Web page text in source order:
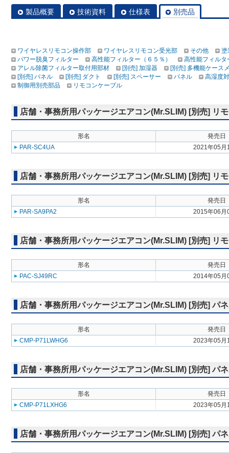
製品概要 技術資料 仕様表 別売品
ワイヤレスリモコン操作部 ワイヤレスリモコン受光部 その他
塗
パワー脱臭フィルター
高性能フィルター（６５％）
高性能フィルタ
アレル除菌フィルター取付用部材
[別売] 加湿器
[別売] 多機能ケース
[別売] パネル
[別売] ダクト [別売] スペーサー パネル
高湿度
制御用別売部品
リモコンケーブル
店舗・事務所用パッケージエアコン(Mr.SLIM) [別売] リ
形名
発売日
PAR-SC4UA
2021年05月
店舗・事務所用パッケージエアコン(Mr.SLIM) [別売] リ
形名
発売日
PAR-SA9PA2
2015年06月
店舗・事務所用パッケージエアコン(Mr.SLIM) [別売] リ
形名
発売日
PAC-SJ49RC
2014年05月
店舗・事務所用パッケージエアコン(Mr.SLIM) [別売] パ
形名
発売日
CMP-P71LWHG6
2023年05月
店舗・事務所用パッケージエアコン(Mr.SLIM) [別売] パ
形名
発売日
CMP-P71LXHG6
2023年05月
店舗・事務所用パッケージエアコン(Mr.SLIM) [別売] パ